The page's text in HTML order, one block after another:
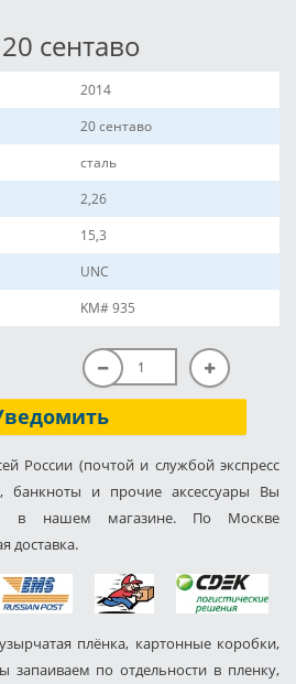
сентаво
2014
20 сентаво
сталь
2,26
15,3
UNC
KM# 935
России (почтой и службой экспресс
банкноты и прочие аксессуары Вы
в нашем магазине. По Москве
доставка.
плёнка, картонные коробки,
запаиваем по отдельности в пленку,